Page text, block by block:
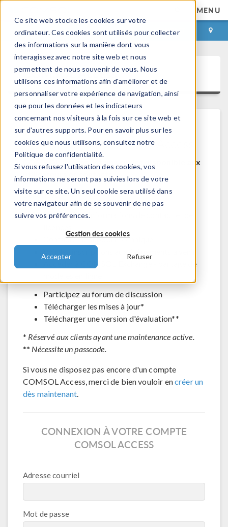
Ce site web stocke les cookies sur votre
ordinateur. Ces cookies sont utilisés pour collecter
des informations sur la manière dont vous
interagissez avec notre site web et nous
permettent de nous souvenir de vous. Nous
utilisons ces informations afin d'améliorer et de
personnaliser votre expérience de navigation, ainsi
que pour les données et les indicateurs
concernant nos visiteurs à la fois sur ce site web et
sur d'autres supports. Pour en savoir plus sur les
cookies que nous utilisons, consultez notre
Politique de confidentialité.
Si vous refusez l'utilisation des cookies, vos
informations ne seront pas suivies lors de votre
visite sur ce site. Un seul cookie sera utilisé dans
votre navigateur afin de se souvenir de ne pas
suivre vos préférences.
Gestion des cookies
Accepter Refuser
MENU
CONNEXION CONTACT
COMSOL Access
Bienvenue sur COMSOL Access
COMSOL Access est un service disponible aux
utilisateurs et contacts.
Bénéfices:
Modifier les informations de contact et de
Contacter le support technique
Voir les inscriptions aux évènements à venir
Accéder à COMSOL Exchange - partage de
Participez au forum de discussion
Télécharger les mises à jour*
Télécharger une version d'évaluation**
* Réservé aux clients ayant une maintenance active.
** Nécessite un passcode.
Si vous ne disposez pas encore d'un compte
COMSOL Access, merci de bien vouloir encréer un
dès maintenant.
CONNEXION À VOTRE COMPTE
COMSOL ACCESS
Adresse courriel
Mot de passe